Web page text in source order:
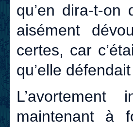
qu’en dira-t-
aisément
certes, car
qu’elle
maintenant à